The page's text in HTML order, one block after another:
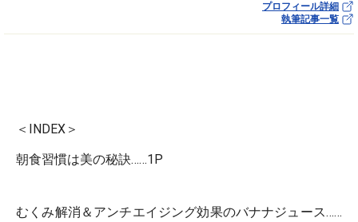
プロフィール詳細
執筆記事一覧
＜INDEX＞
朝食習慣は美の秘訣……1P
むくみ解消＆アンチエイジング効果のバナナジュース……